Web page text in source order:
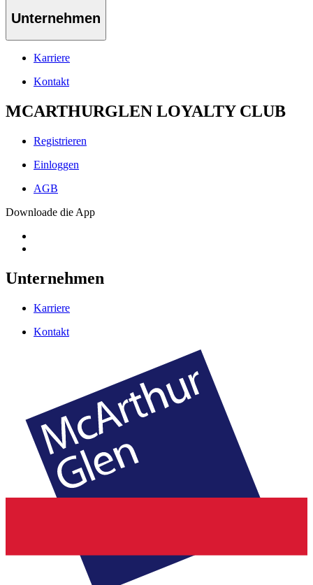
Unternehmen
Karriere
Kontakt
MCARTHURGLEN LOYALTY CLUB
Registrieren
Einloggen
AGB
Downloade die App
Unternehmen
Karriere
Kontakt